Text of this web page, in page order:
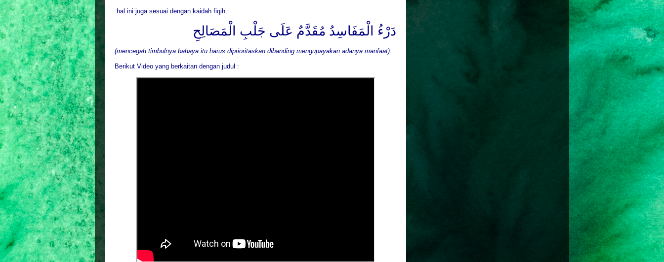
hal ini juga sesuai dengan kaidah fiqih :
دَرْءُ الْمَفَاسِدُ مُقَدَّمٌ عَلَى جَلْبِ الْمَصَالِحِ
(mencegah timbulnya bahaya itu harus diprioritaskan dibanding mengupayakan adanya manfaat).
Berikut Video yang berkaitan dengan judul :